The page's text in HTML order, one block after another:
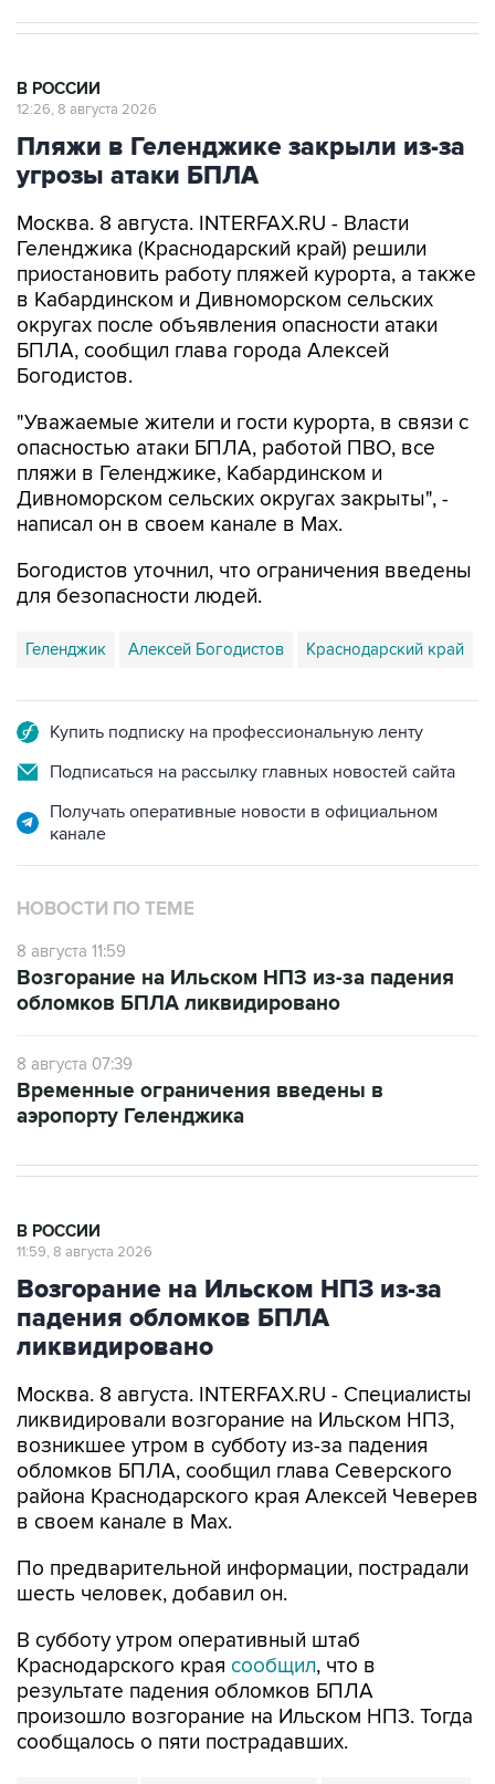
В РОССИИ
12:26, 8 августа 2026
Пляжи в Геленджике закрыли из-за
угрозы атаки БПЛА
Москва. 8 августа. INTERFAX.RU - Власти
Геленджика (Краснодарский край) решили
приостановить работу пляжей курорта, а также
в Кабардинском и Дивноморском сельских
округах после объявления опасности атаки
БПЛА, сообщил глава города Алексей
Богодистов.
"Уважаемые жители и гости курорта, в связи с
опасностью атаки БПЛА, работой ПВО, все
пляжи в Геленджике, Кабардинском и
Дивноморском сельских округах закрыты", -
написал он в своем канале в Max.
Богодистов уточнил, что ограничения введены
для безопасности людей.
Геленджик Алексей Богодистов Краснодарский край
Купить подписку на профессиональную ленту
Подписаться на рассылку главных новостей сайта
Получать оперативные новости в официальном
канале
НОВОСТИ ПО ТЕМЕ
8 августа 11:59
Возгорание на Ильском НПЗ из-за падения
обломков БПЛА ликвидировано
8 августа 07:39
Временные ограничения введены в
аэропорту Геленджика
В РОССИИ
11:59, 8 августа 2026
Возгорание на Ильском НПЗ из-за
падения обломков БПЛА
ликвидировано
Москва. 8 августа. INTERFAX.RU - Специалисты
ликвидировали возгорание на Ильском НПЗ,
возникшее утром в субботу из-за падения
обломков БПЛА, сообщил глава Северского
района Краснодарского края Алексей Чеверев
в своем канале в Max.
По предварительной информации, пострадали
шесть человек, добавил он.
В субботу утром оперативный штаб
Краснодарского края сообщил, что в
результате падения обломков БПЛА
произошло возгорание на Ильском НПЗ. Тогда
сообщалось о пяти пострадавших.